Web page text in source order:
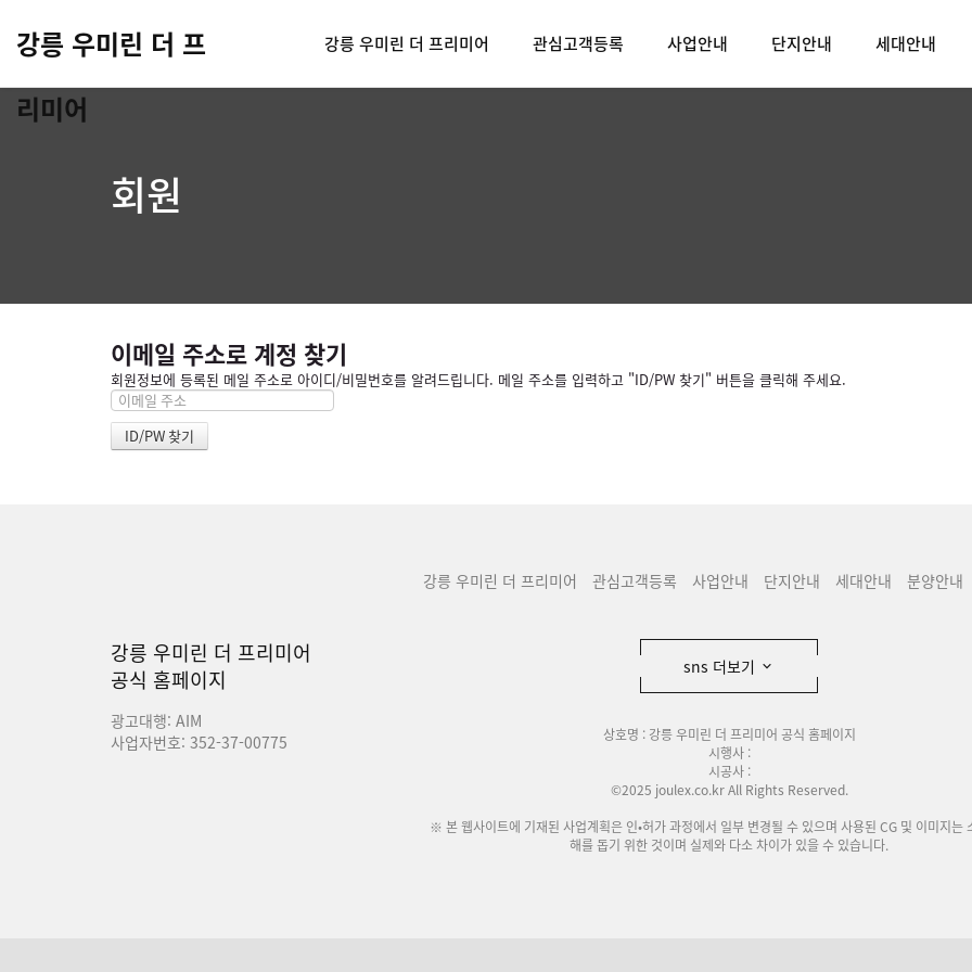
강릉 우미린 더 프
리미어
강릉 우미린 더 프리미어 관심고객등록 사업안내 단지안내 세대안내
회원
이메일 주소로 계정 찾기
회원정보에 등록된 메일 주소로 아이디/비밀번호를 알려드립니다. 메일 주소를 입력하고 "ID/PW 찾기" 버튼을 클릭해 주세요.
강릉 우미린 더 프리미어 관심고객등록 사업안내 단지안내 세대안내 분양안내
강릉 우미린 더 프리미어
공식 홈페이지
광고대행: AIM
사업자번호: 352-37-00775
sns 더보기
상호명 : 강릉 우미린 더 프리미어 공식 홈페이지
시행사 :
시공사 :
©2025 joulex.co.kr All Rights Reserved.
※ 본 웹사이트에 기재된 사업계획은 인•허가 과정에서 일부 변경될 수 있으며 사용된 CG 및 이미지는
해를 돕기 위한 것이며 실제와 다소 차이가 있을 수 있습니다.